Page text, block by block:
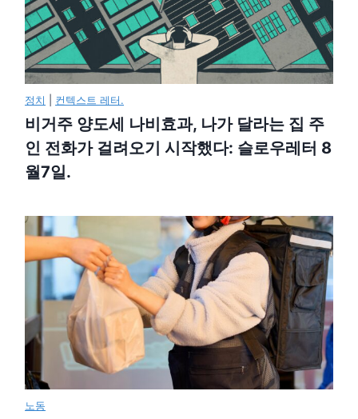
정치 컨텍스트 레터.
비거주 양도세 나비효과, 나가 달라는 집 주
인 전화가 걸려오기 시작했다: 슬로우레터 8
월7일.
노동